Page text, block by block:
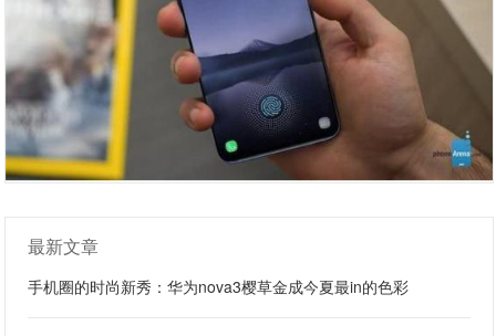
最新文章
手机圈的时尚新秀：华为nova3樱草金成今夏最in的色彩